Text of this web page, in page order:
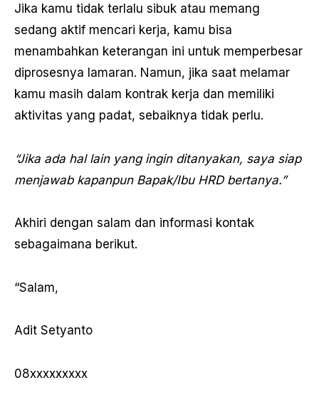
Jika kamu tidak terlalu sibuk atau memang
sedang aktif mencari kerja, kamu bisa
menambahkan keterangan ini untuk memperbesar
diprosesnya lamaran. Namun, jika saat melamar
kamu masih dalam kontrak kerja dan memiliki
aktivitas yang padat, sebaiknya tidak perlu.
“Jika ada hal lain yang ingin ditanyakan, saya siap
menjawab kapanpun Bapak/Ibu HRD bertanya.”
Akhiri dengan salam dan informasi kontak
sebagaimana berikut.
“Salam,
Adit Setyanto
08xxxxxxxxx